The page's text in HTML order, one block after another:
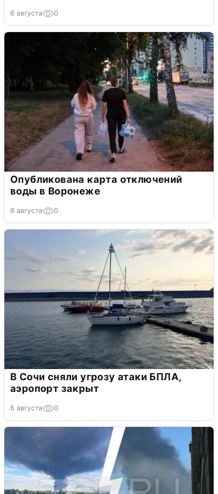
6 августа 0
Опубликована карта отключений
воды в Воронеже
6 августа 0
В Сочи сняли угрозу атаки БПЛА,
аэропорт закрыт
6 августа 0